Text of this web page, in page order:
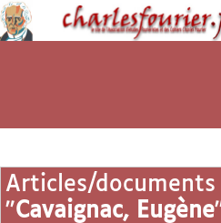
Articles/
"Cavaignac, Eugène